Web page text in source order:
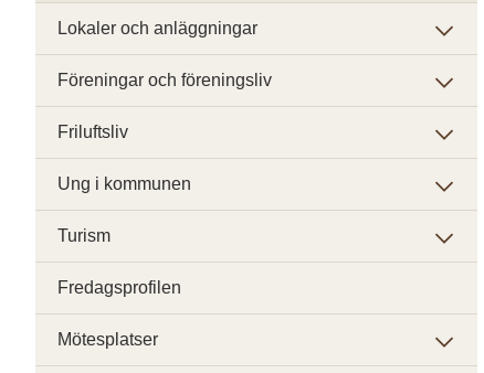
Lokaler och anläggningar
Föreningar och föreningsliv
Friluftsliv
Ung i kommunen
Turism
Fredagsprofilen
Mötesplatser